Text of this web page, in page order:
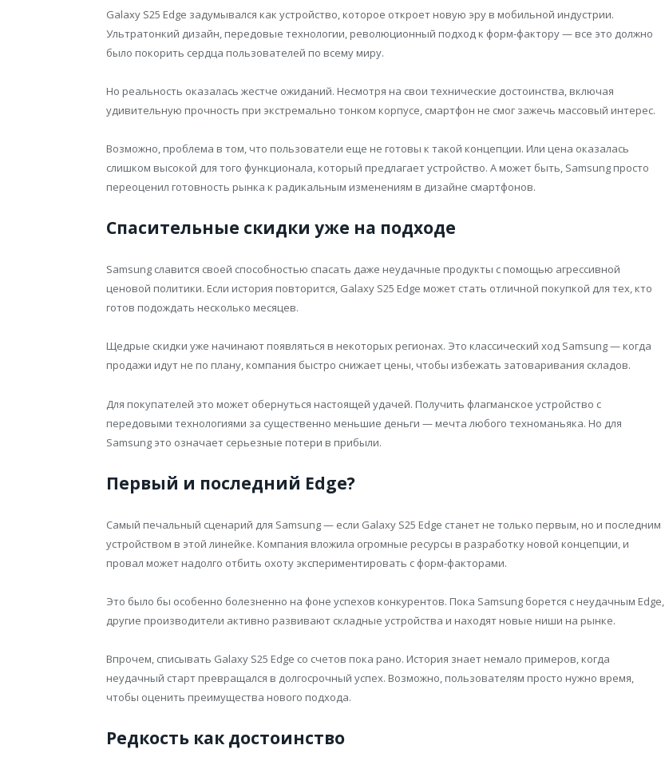
Galaxy S25 Edge задумывался как устройство, которое откроет новую эру в мобильной индустрии.
Ультратонкий дизайн, передовые технологии, революционный подход к форм-фактору — все это должно
было покорить сердца пользователей по всему миру.
Но реальность оказалась жестче ожиданий. Несмотря на свои технические достоинства, включая
удивительную прочность при экстремально тонком корпусе, смартфон не смог зажечь массовый интерес.
Возможно, проблема в том, что пользователи еще не готовы к такой концепции. Или цена оказалась
слишком высокой для того функционала, который предлагает устройство. А может быть, Samsung просто
переоценил готовность рынка к радикальным изменениям в дизайне смартфонов.
Спасительные скидки уже на подходе
Samsung славится своей способностью спасать даже неудачные продукты с помощью агрессивной
ценовой политики. Если история повторится, Galaxy S25 Edge может стать отличной покупкой для тех, кто
готов подождать несколько месяцев.
Щедрые скидки уже начинают появляться в некоторых регионах. Это классический ход Samsung — когда
продажи идут не по плану, компания быстро снижает цены, чтобы избежать затоваривания складов.
Для покупателей это может обернуться настоящей удачей. Получить флагманское устройство с
передовыми технологиями за существенно меньшие деньги — мечта любого техноманьяка. Но для
Samsung это означает серьезные потери в прибыли.
Первый и последний Edge?
Самый печальный сценарий для Samsung — если Galaxy S25 Edge станет не только первым, но и последним
устройством в этой линейке. Компания вложила огромные ресурсы в разработку новой концепции, и
провал может надолго отбить охоту экспериментировать с форм-факторами.
Это было бы особенно болезненно на фоне успехов конкурентов. Пока Samsung борется с неудачным Edge,
другие производители активно развивают складные устройства и находят новые ниши на рынке.
Впрочем, списывать Galaxy S25 Edge со счетов пока рано. История знает немало примеров, когда
неудачный старт превращался в долгосрочный успех. Возможно, пользователям просто нужно время,
чтобы оценить преимущества нового подхода.
Редкость как достоинство